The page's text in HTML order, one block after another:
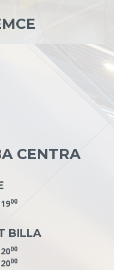
CENTRA
00
BILLA
00
00